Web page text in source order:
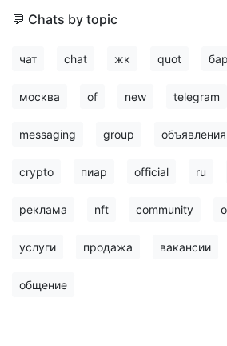
💬 Chats by topic
чат chat жк quot
москва of new telegram
messaging group объявления
crypto пиар official ru
реклама nft community
услуги продажа вакансии
общение